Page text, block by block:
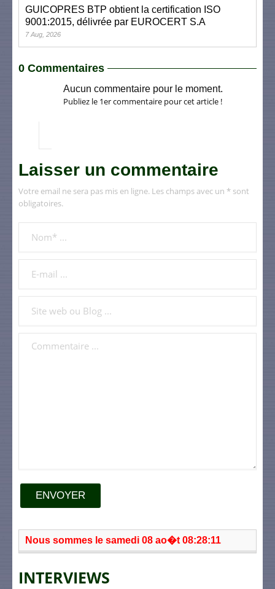
GUICOPRES BTP obtient la certification ISO
9001:2015, délivrée par EUROCERT S.A
7 Aug, 2026
0 Commentaires
Aucun commentaire pour le moment.
Publiez le 1er commentaire pour cet article !
Laisser un commentaire
Votre email ne sera pas mis en ligne. Les champs avec un * sont
obligatoires.
ENVOYER
Nous sommes le samedi 08 ao�t 08:28:11
INTERVIEWS